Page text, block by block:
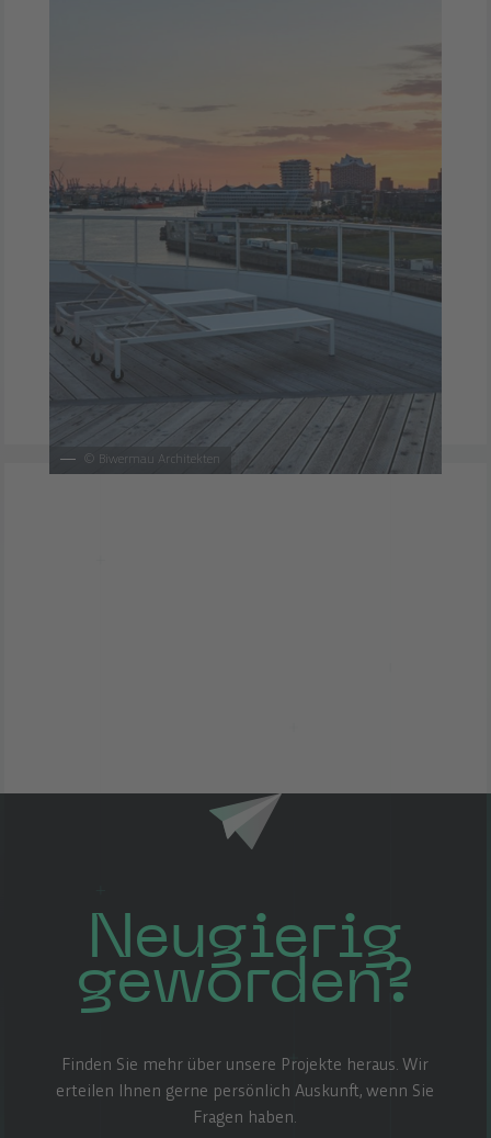
© Biwermau Architekten
Neugierig
geworden?
Finden Sie mehr über unsere Projekte heraus. Wir
erteilen Ihnen gerne persönlich Auskunft, wenn Sie
Fragen haben.